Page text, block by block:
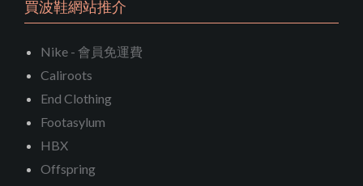
買波鞋網站推介
Nike - 會員免運費
Caliroots
End Clothing
Footasylum
HBX
Offspring